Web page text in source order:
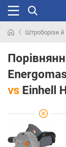
раніше
Штроборізи
vs Einhell